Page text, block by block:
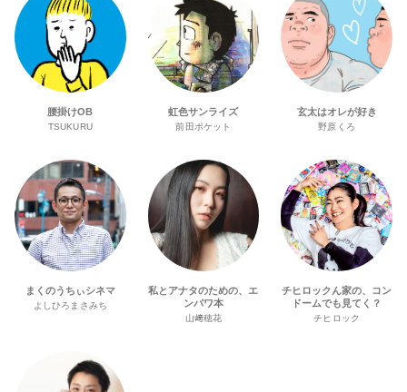
腰掛けOB
TSUKURU
虹色サンライズ
前田ポケット
玄太はオレが好き
野原くろ
まくのうちぃシネマ
よしひろまさみち
私とアナタのための、エ
ンパワ本
山﨑穂花
チヒロックん家の、コン
ドームでも見てく？
チヒロック